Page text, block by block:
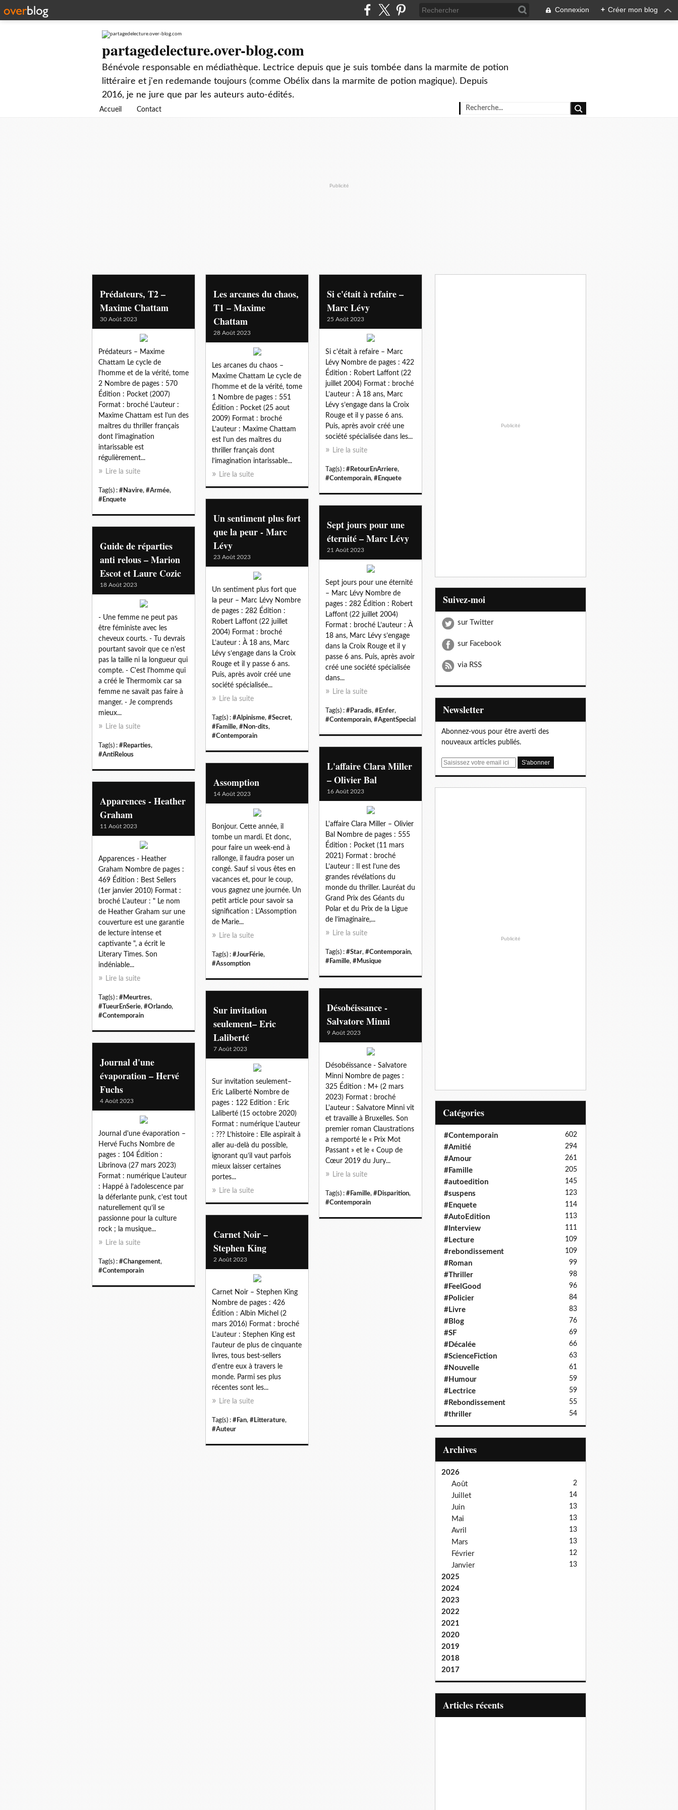
Connexion + Créer mon blog
partagedelecture.over-blog.com
Bénévole responsable en médiathèque. Lectrice depuis que je suis tombée dans la marmite de potion
littéraire et j'en redemande toujours (comme Obélix dans la marmite de potion magique). Depuis
2016, je ne jure que par les auteurs auto-édités.
Accueil Contact
Publicité
Prédateurs, T2 –
Maxime Chattam
30 Août 2023
Prédateurs – Maxime
Chattam Le cycle de
l'homme et de la vérité, tome
2 Nombre de pages : 570
Édition : Pocket (2007)
Format : broché L’auteur :
Maxime Chattam est l’un des
maîtres du thriller français
dont l’imagination
intarissable est
régulièrement...
Lire la suite
Tag(s) : #Navire, #Armée,
#Enquete
Les arcanes du chaos,
T1 – Maxime
Chattam
28 Août 2023
Les arcanes du chaos –
Maxime Chattam Le cycle de
l'homme et de la vérité, tome
1 Nombre de pages : 551
Édition : Pocket (25 aout
2009) Format : broché
L’auteur : Maxime Chattam
est l’un des maîtres du
thriller français dont
l’imagination intarissable...
Lire la suite
Si c'était à refaire –
Marc Lévy
25 Août 2023
Si c'était à refaire – Marc
Lévy Nombre de pages : 422
Édition : Robert Laffont (22
juillet 2004) Format : broché
L’auteur : À 18 ans, Marc
Lévy s’engage dans la Croix
Rouge et il y passe 6 ans.
Puis, après avoir créé une
société spécialisée dans les...
Lire la suite
Tag(s) : #RetourEnArriere,
#Contemporain, #Enquete
Un sentiment plus fort
que la peur - Marc
Lévy
23 Août 2023
Un sentiment plus fort que
la peur – Marc Lévy Nombre
de pages : 282 Édition :
Robert Laffont (22 juillet
2004) Format : broché
L’auteur : À 18 ans, Marc
Lévy s’engage dans la Croix
Rouge et il y passe 6 ans.
Puis, après avoir créé une
société spécialisée...
Lire la suite
Tag(s) : #Alpinisme, #Secret,
#Famille, #Non-dits,
#Contemporain
Sept jours pour une
éternité – Marc Lévy
21 Août 2023
Sept jours pour une éternité
– Marc Lévy Nombre de
pages : 282 Édition : Robert
Laffont (22 juillet 2004)
Format : broché L’auteur : À
18 ans, Marc Lévy s’engage
dans la Croix Rouge et il y
passe 6 ans. Puis, après avoir
créé une société spécialisée
dans...
Lire la suite
Tag(s) : #Paradis, #Enfer,
#Contemporain, #AgentSpecial
Guide de réparties
anti relous – Marion
Escot et Laure Cozic
18 Août 2023
- Une femme ne peut pas
être féministe avec les
cheveux courts. - Tu devrais
pourtant savoir que ce n'est
pas la taille ni la longueur qui
compte. - C'est l'homme qui
a créé le Thermomix car sa
femme ne savait pas faire à
manger. - Je comprends
mieux...
Lire la suite
Tag(s) : #Reparties,
#AntiRelous
L'affaire Clara Miller
– Olivier Bal
16 Août 2023
L'affaire Clara Miller – Olivier
Bal Nombre de pages : 555
Édition : Pocket (11 mars
2021) Format : broché
L’auteur : Il est l’une des
grandes révélations du
monde du thriller. Lauréat du
Grand Prix des Géants du
Polar et du Prix de la Ligue
de l’imaginaire,...
Lire la suite
Tag(s) : #Star, #Contemporain,
#Famille, #Musique
Assomption
14 Août 2023
Bonjour. Cette année, il
tombe un mardi. Et donc,
pour faire un week-end à
rallonge, il faudra poser un
congé. Sauf si vous êtes en
vacances et, pour le coup,
vous gagnez une journée. Un
petit article pour savoir sa
signification : L'Assomption
de Marie...
Lire la suite
Tag(s) : #JourFérie,
#Assomption
Apparences - Heather
Graham
11 Août 2023
Apparences - Heather
Graham Nombre de pages :
469 Édition : Best Sellers
(1er janvier 2010) Format :
broché L'auteur : " Le nom
de Heather Graham sur une
couverture est une garantie
de lecture intense et
captivante ", a écrit le
Literary Times. Son
indéniable...
Lire la suite
Tag(s) : #Meurtres,
#TueurEnSerie, #Orlando,
#Contemporain
Désobéissance -
Salvatore Minni
9 Août 2023
Désobéissance - Salvatore
Minni Nombre de pages :
325 Édition : M+ (2 mars
2023) Format : broché
L'auteur : Salvatore Minni vit
et travaille à Bruxelles. Son
premier roman Claustrations
a remporté le « Prix Mot
Passant » et le « Coup de
Cœur 2019 du Jury...
Lire la suite
Tag(s) : #Famille, #Disparition,
#Contemporain
Sur invitation
seulement– Eric
Laliberté
7 Août 2023
Sur invitation seulement–
Eric Laliberté Nombre de
pages : 122 Edition : Eric
Laliberté (15 octobre 2020)
Format : numérique L’auteur
: ??? L’histoire : Elle aspirait à
aller au-delà du possible,
ignorant qu’il vaut parfois
mieux laisser certaines
portes...
Lire la suite
Journal d'une
évaporation – Hervé
Fuchs
4 Août 2023
Journal d'une évaporation –
Hervé Fuchs Nombre de
pages : 104 Édition :
Librinova (27 mars 2023)
Format : numérique L’auteur
: Happé à l’adolescence par
la déferlante punk, c’est tout
naturellement qu’il se
passionne pour la culture
rock ; la musique...
Lire la suite
Tag(s) : #Changement,
#Contemporain
Carnet Noir –
Stephen King
2 Août 2023
Carnet Noir – Stephen King
Nombre de pages : 426
Édition : Albin Michel (2
mars 2016) Format : broché
L’auteur : Stephen King est
l'auteur de plus de cinquante
livres, tous best-sellers
d'entre eux à travers le
monde. Parmi ses plus
récentes sont les...
Lire la suite
Tag(s) : #Fan, #Litterature,
#Auteur
Publicité
Suivez-moi
sur Twitter
sur Facebook
via RSS
Newsletter
Abonnez-vous pour être averti des
nouveaux articles publiés.
E
Publicité
Catégories
#Contemporain 602
#Amitié 294
#Amour 261
#Famille 205
#autoedition 145
#suspens 123
#Enquete 114
#AutoEdition 113
#Interview 111
#Lecture 109
#rebondissement 109
#Roman 99
#Thriller 98
#FeelGood 96
#Policier 84
#Livre 83
#Blog 76
#SF 69
#Décalée 66
#ScienceFiction 63
#Nouvelle 61
#Humour 59
#Lectrice 59
#Rebondissement 55
#thriller 54
Archives
2026
Août
2
Juillet 14
Juin 13
Mai 13
Avril 13
Mars 13
Février 12
Janvier 13
2025
2024
2023
2022
2021
2020
2019
2018
2017
articles récents